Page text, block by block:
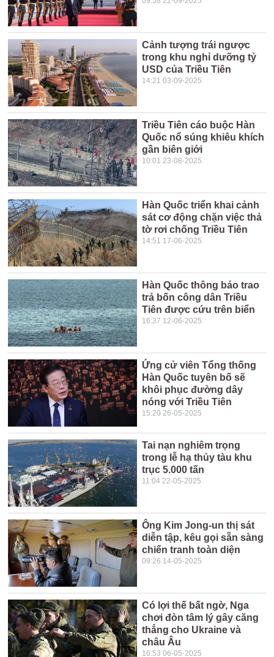
Cảnh tượng trái ngược
trong khu nghỉ dưỡng tỷ
USD của Triều Tiên
14:21 03-09-2025
Triều Tiên cáo buộc Hàn
Quốc nổ súng khiêu khích
gần biên giới
10:01 23-08-2025
Hàn Quốc triển khai cảnh
sát cơ động chặn việc thả
tờ rơi chống Triều Tiên
14:51 17-06-2025
Hàn Quốc thông báo trao
trả bốn công dân Triều
Tiên được cứu trên biển
16:37 12-06-2025
Ứng cử viên Tổng thống
Hàn Quốc tuyên bố sẽ
khôi phục đường dây
nóng với Triều Tiên
15:20 26-05-2025
Tai nạn nghiêm trọng
trong lễ hạ thủy tàu khu
trục 5.000 tấn
11:04 22-05-2025
Ông Kim Jong-un thị sát
diễn tập, kêu gọi sẵn sàng
chiến tranh toàn diện
09:26 14-05-2025
Có lợi thế bất ngờ, Nga
chơi đòn tâm lý gây căng
thẳng cho Ukraine và
châu Âu
16:53 06-05-2025